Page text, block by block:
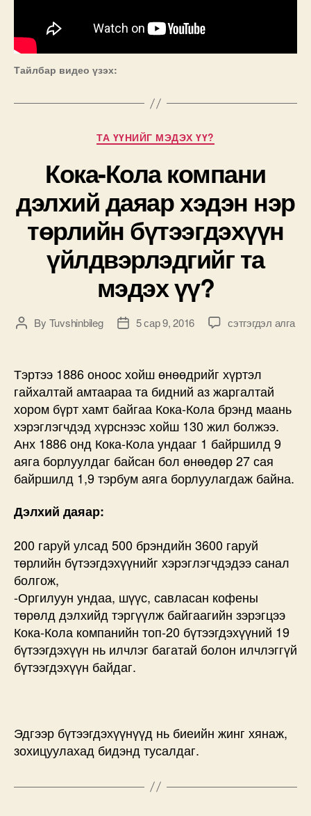
Тайлбар видео үзэх:
Categories
ТА ҮҮНИЙГ МЭДЭХ ҮҮ?
Кока-Кола компани
дэлхий даяар хэдэн нэр
төрлийн бүтээгдэхүүн
үйлдвэрлэдгийг та
мэдэх үү?
PostBy Tuvshinbileg
Post5 сар 9, 2016
Кока-
даяар
хэдэн
нэр
төрлийн
бүтээгдэхүүн
үйлдвэрлэдгийг
та
мэдэх
сэтгэгдэл алга
Тэртээ 1886 оноос хойш өнөөдрийг хүртэл
гайхалтай амтаараа та бидний аз жаргалтай
хором бүрт хамт байгаа Кока-Кола брэнд маань
хэрэглэгчдэд хүрснээс хойш 130 жил болжээ.
Анх 1886 онд Кока-Кола ундааг 1 байршилд 9
аяга борлуулдаг байсан бол өнөөдөр 27 сая
байршилд 1,9 тэрбум аяга борлуулагдаж байна.
Дэлхий даяар:
200 гаруй улсад 500 брэндийн 3600 гаруй
төрлийн бүтээгдэхүүнийг хэрэглэгчдэдээ санал
болгож,
-Оргилуун ундаа, шүүс, савласан кофены
төрөлд дэлхийд тэргүүлж байгаагийн зэрэгцээ
Кока-Кола компанийн топ-20 бүтээгдэхүүний 19
бүтээгдэхүүн нь илчлэг багатай болон илчлэггүй
бүтээгдэхүүн байдаг.
Эдгээр бүтээгдэхүүнүүд нь биеийн жинг хянаж,
зохицуулахад бидэнд тусалдаг.